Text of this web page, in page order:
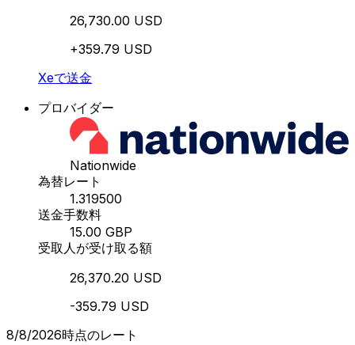
26,730.00 USD
+359.79 USD
Xeで送金
プロバイダー
Nationwide
為替レート
1.319500
送金手数料
15.00 GBP
受取人が受け取る額
26,370.20 USD
-359.79 USD
8/8/2026時点のレート